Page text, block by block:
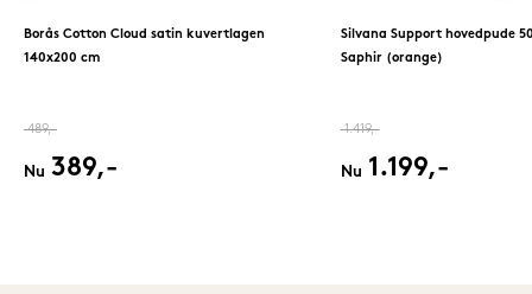
Borås Cotton Cloud satin kuvertlagen
140x200 cm
489,-
Nu 389,-
Silvana Support hovedpude
Saphir (orange)
1.419,-
Nu 1.199,-